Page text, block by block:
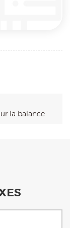
la balance